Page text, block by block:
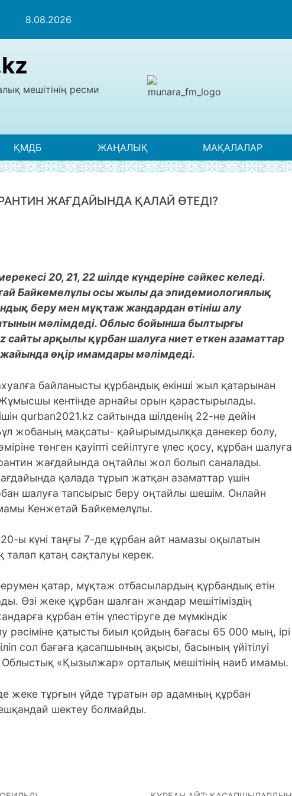
8.08.2026
мешітінің ресми
ҚМДБ ЖАҢАЛЫҚ МАҚАЛАЛАР
ЖАҒДАЙЫНДА ҚАЛАЙ ӨТЕДІ?
20, 21, 22 шілде күндеріне сәйкес келеді.
Байкемелұлы осы жылы да эпидемиологиялық
беру мен мұқтаж жандардан өтініш алу
мәлімдеді. Облыс бойынша былтырғы
арқылы құрбан шалуға ниет еткен азаматтар
өңір имамдары мәлімдеді.
байланысты құрбандық екінші жыл қатарынан
кентінде арнайы орын қарастырылады.
qurban2021.kz сайтында шілденің 22-не дейін
жобаның мақсаты- қайырымдылққа дәнекер болу,
төнген қауіпті сейілтуге үлес қосу, құрбан шалуға
жағдайында оңтайлы жол болып саналады.
қалада тұрып жатқан азаматтар үшін
шалуға тапсырыс беру оңтайлы шешім. Онлайн
Кенжетай Байкемелұлы.
20-ы күні таңғы 7-де құрбан айт намазы оқылатын
қатаң сақталуы керек.
қатар, мұқтаж отбасылардың құрбандық етін
Өзі жеке құрбан шалған жандар мешітіміздің
құрбан етін үлестіруге де мүмкіндік
рәсіміне қатысты биыл қойдың бағасы 65 000 мың, ірі
сол бағаға қасапшының ақысы, басының үйітілуі
«Қызылжар» орталық мешітінің наиб имамы.
жеке тұрғын үйде тұратын әр адамның құрбан
шектеу болмайды.